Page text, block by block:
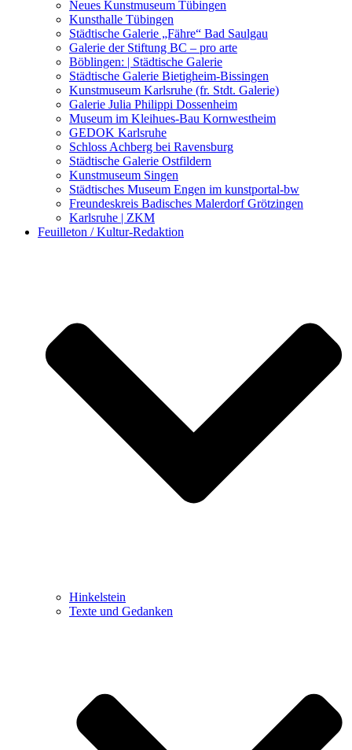
Kunstwettbewerbe, Ausschreibungen für Künstler
Neues Kunstmuseum Tübingen
Kunsthalle Tübingen
Städtische Galerie „Fähre“ Bad Saulgau
Galerie der Stiftung BC – pro arte
Böblingen: | Städtische Galerie
Städtische Galerie Bietigheim-Bissingen
Kunstmuseum Karlsruhe (fr. Stdt. Galerie)
Galerie Julia Philippi Dossenheim
Museum im Kleihues-Bau Kornwestheim
GEDOK Karlsruhe
Schloss Achberg bei Ravensburg
Städtische Galerie Ostfildern
Kunstmuseum Singen
Städtisches Museum Engen im kunstportal-bw
Freundeskreis Badisches Malerdorf Grötzingen
Karlsruhe | ZKM
Feuilleton / Kultur-Redaktion
Hinkelstein
Texte und Gedanken